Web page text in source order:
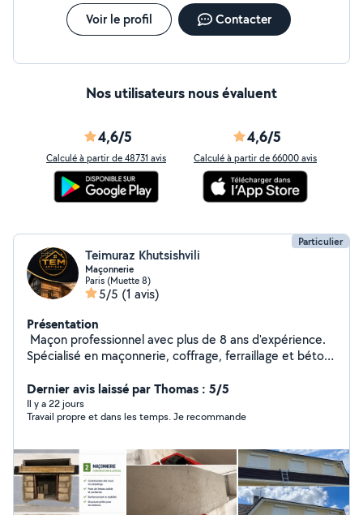
parfaitement. Je suis déjà connu de mon petit réseau
de quartier. Je compte malgré tout sur allo voisin pour
Voir le profil Contacter
Nos utilisateurs nous évaluent
4,6/5
Calculé à partir de 48731 avis
4,6/5
Calculé à partir de 66000 avis
Particulier
Teimuraz Khutsishvili
Maçonnerie
Paris (Muette 8)
5/5 (1 avis)
Présentation
️ Maçon professionnel avec plus de 8 ans d'expérience.
Spécialisé en maçonnerie, coffrage, ferraillage et béton
et peinture de toiture. Intervention rapide dans toute
l'Île-de-France. Devis gratuit Travail soigné, rapide et
garanti.
Dernier avis laissé par Thomas : 5/5
Il y a 22 jours
Travail propre et dans les temps. Je recommande